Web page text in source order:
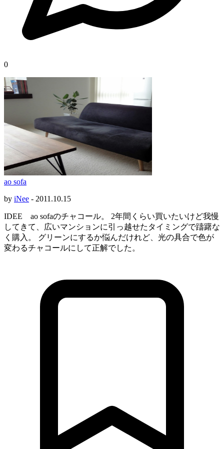
0
ao sofa
by iNee - 2011.10.15
IDEE ao sofaのチャコール。 2年間くらい買いたいけど我慢
してきて、広いマンションに引っ越せたタイミングで躊躇な
く購入。 グリーンにするか悩んだけれど、光の具合で色が
変わるチャコールにして正解でした。